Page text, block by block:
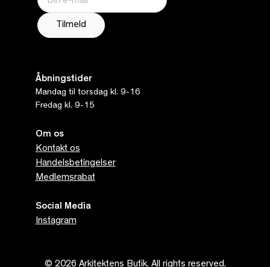
Åbningstider
Mandag til torsdag kl. 9-16
Fredag kl. 9-15
Om os
Kontakt os
Handelsbetingelser
Medlemsrabat
Social Media
Instagram
© 2026 Arkitektens Butik. All rights reserved.